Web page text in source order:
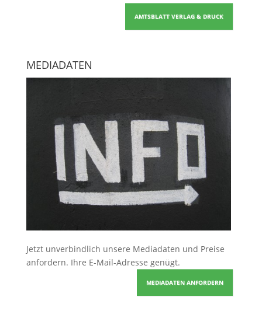
AMTSBLATT VERLAG & DRUCK
MEDIADATEN
Jetzt unverbindlich unsere Mediadaten und Preise
anfordern. Ihre E-Mail-Adresse genügt.
MEDIADATEN ANFORDERN